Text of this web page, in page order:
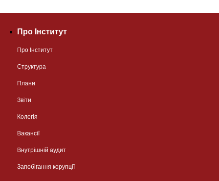
Про Інститут
Про Інститут
Структура
Плани
Звіти
Колегія
Вакансії
Внутрішній аудит
Запобігання корупції